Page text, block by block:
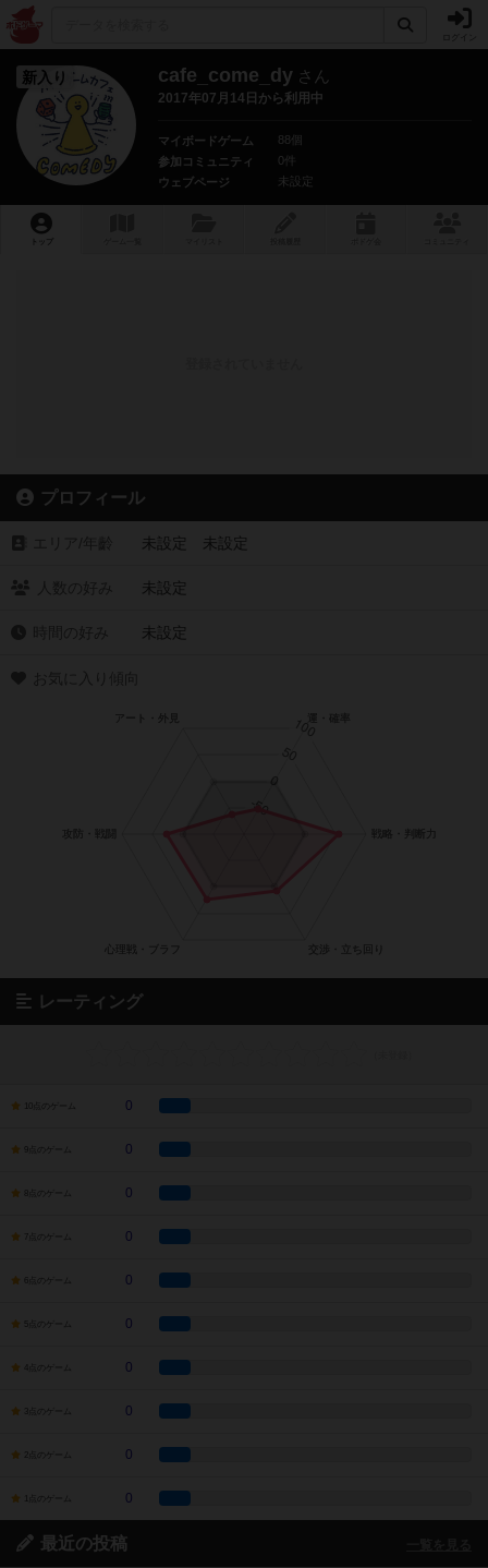
新入り cafe_come_dy さん
2017年07月14日から利用中
マイボードゲーム
88個
参加コミュニティ
0件
ウェブページ
未設定
トップ
プロフィール
未設定 未設定
未設定
未設定
レーティング
10点のゲーム 0
9点のゲーム 0
8点のゲーム 0
7点のゲーム 0
6点のゲーム 0
5点のゲーム 0
4点のゲーム 0
3点のゲーム 0
2点のゲーム 0
1点のゲーム 0
最近の投稿